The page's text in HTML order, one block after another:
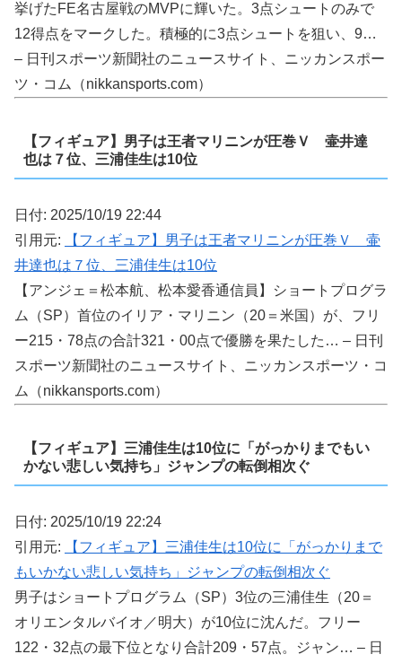
挙げたFE名古屋戦のMVPに輝いた。3点シュートのみで
12得点をマークした。積極的に3点シュートを狙い、9…
– 日刊スポーツ新聞社のニュースサイト、ニッカンスポー
ツ・コム（nikkansports.com）
【フィギュア】男子は王者マリニンが圧巻Ｖ 壷井達
也は７位、三浦佳生は10位
日付: 2025/10/19 22:44
引用元:
【フィギュア】男子は王者マリニンが圧巻Ｖ 壷
井達也は７位、三浦佳生は10位
【アンジェ＝松本航、松本愛香通信員】ショートプログラ
ム（SP）首位のイリア・マリニン（20＝米国）が、フリ
ー215・78点の合計321・00点で優勝を果たした… – 日刊
スポーツ新聞社のニュースサイト、ニッカンスポーツ・コ
ム（nikkansports.com）
【フィギュア】三浦佳生は10位に「がっかりまでもい
かない悲しい気持ち」ジャンプの転倒相次ぐ
日付: 2025/10/19 22:24
引用元:
【フィギュア】三浦佳生は10位に「がっかりまで
もいかない悲しい気持ち」ジャンプの転倒相次ぐ
男子はショートプログラム（SP）3位の三浦佳生（20＝
オリエンタルバイオ／明大）が10位に沈んだ。フリー
122・32点の最下位となり合計209・57点。ジャン… – 日